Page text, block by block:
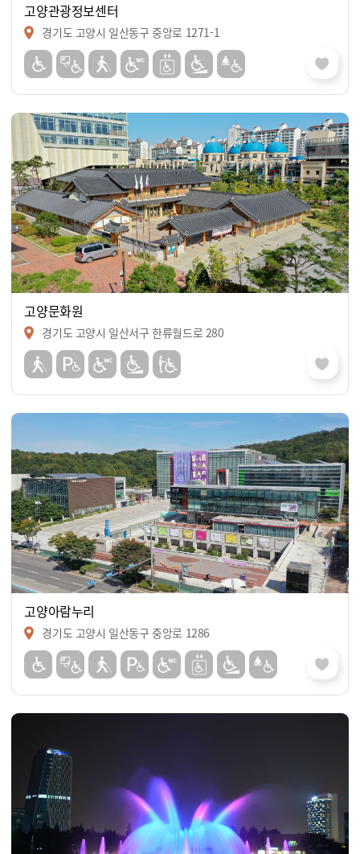
고양관광정보센터
경기도 고양시 일산동구 중앙로 1271-1
고양문화원
경기도 고양시 일산서구 한류월드로 280
고양아람누리
경기도 고양시 일산동구 중앙로 1286